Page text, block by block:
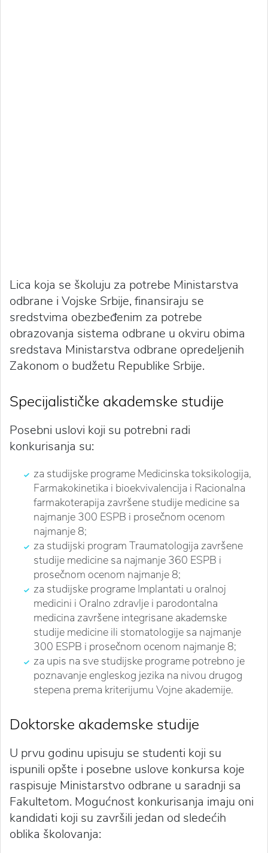
Lica koja se školuju za potrebe Ministarstva
odbrane i Vojske Srbije, finansiraju se
sredstvima obezbeđenim za potrebe
obrazovanja sistema odbrane u okviru obima
sredstava Ministarstva odbrane opredeljenih
Zakonom o budžetu Republike Srbije.
Specijalističke akademske studije
Posebni uslovi koji su potrebni radi
konkurisanja su:
za studijske programe Medicinska toksikologija,
Farmakokinetika i bioekvivalencija i Racionalna
farmakoterapija završene studije medicine sa
najmanje 300 ESPB i prosečnom ocenom
najmanje 8;
za studijski program Traumatologija završene
studije medicine sa najmanje 360 ESPB i
prosečnom ocenom najmanje 8;
za studijske programe Implantati u oralnoj
medicini i Oralno zdravlje i parodontalna
medicina završene integrisane akademske
studije medicine ili stomatologije sa najmanje
300 ESPB i prosečnom ocenom najmanje 8;
za upis na sve studijske programe potrebno je
poznavanje engleskog jezika na nivou drugog
stepena prema kriterijumu Vojne akademije.
Doktorske akademske studije
U prvu godinu upisuju se studenti koji su
ispunili opšte i posebne uslove konkursa koje
raspisuje Ministarstvo odbrane u saradnji sa
Fakultetom. Mogućnost konkurisanja imaju oni
kandidati koji su završili jedan od sledećih
oblika školovanja: